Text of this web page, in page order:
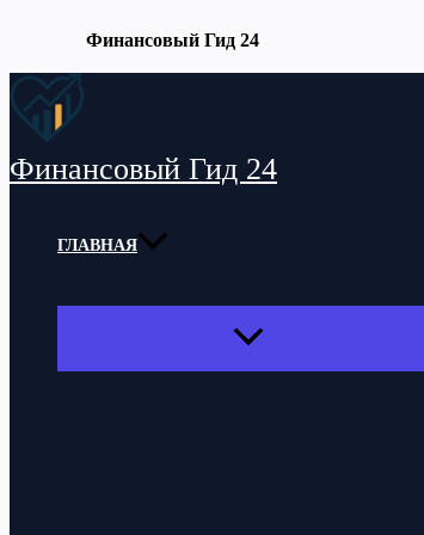
Финансовый Гид 24
Перейти
содержимому
Финансовый Гид 24
ГЛАВНАЯ
ПЕРЕКЛЮЧАТЕЛЬ